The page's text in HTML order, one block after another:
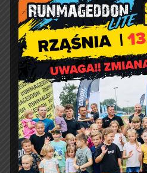
Gminne
pożarnicze